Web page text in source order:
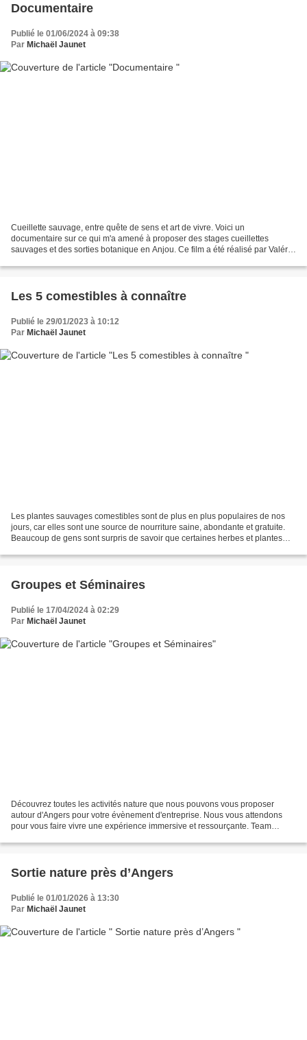
Documentaire
Publié le 01/06/2024 à 09:38
Par Michaël Jaunet
Cueillette sauvage, entre quête de sens et art de vivre. Voici un
documentaire sur ce qui m'a amené à proposer des stages cueillettes
sauvages et des sorties botanique en Anjou. Ce film a été réalisé par Valérie
Les 5 comestibles à connaître
Publié le 29/01/2023 à 10:12
Par Michaël Jaunet
Les plantes sauvages comestibles sont de plus en plus populaires de nos
jours, car elles sont une source de nourriture saine, abondante et gratuite.
Beaucoup de gens sont surpris de savoir que certaines herbes et plantes
Groupes et Séminaires
Publié le 17/04/2024 à 02:29
Par Michaël Jaunet
Découvrez toutes les activités nature que nous pouvons vous proposer
autour d'Angers pour votre évènement d'entreprise. Nous vous attendons
pour vous faire vivre une expérience immersive et ressourçante. Team
Sortie nature près d’Angers
Publié le 01/01/2026 à 13:30
Par Michaël Jaunet